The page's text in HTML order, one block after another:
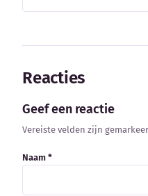
Reacties
Geef een reactie
Vereiste velden zijn
Naam *